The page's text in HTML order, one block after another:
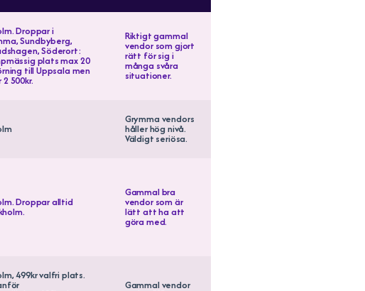
Droppar i
Sundbyberg,
Söderort:
plats max 20
till Uppsala men
500kr.
Riktigt gammal
vendor som gjort
rätt för sig i
många svåra
situationer.
Grymma vendors
håller hög nivå.
Väldigt seriösa.
Droppar alltid
Gammal bra
vendor som är
lätt att ha att
göra med.
499kr valfri plats.
Gammal vendor